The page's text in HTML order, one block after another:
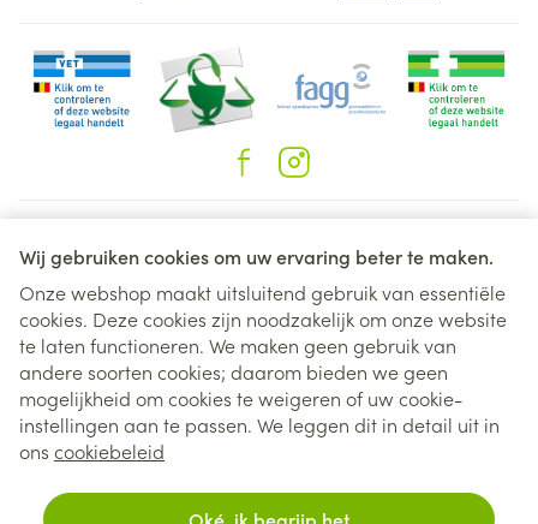
Wij gebruiken cookies om uw ervaring beter te maken.
Onze webshop maakt uitsluitend gebruik van essentiële
cookies. Deze cookies zijn noodzakelijk om onze website
te laten functioneren. We maken geen gebruik van
andere soorten cookies; daarom bieden we geen
mogelijkheid om cookies te weigeren of uw cookie-
instellingen aan te passen. We leggen dit in detail uit in
ons cookiebeleid
Tabel 2. TMZ dosisniveaus voor monotherapie
Juridische links